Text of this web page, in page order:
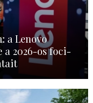
a Lenovo
2026-os foci-